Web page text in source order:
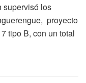
supervisó los
proyecto
tipo B, con un total